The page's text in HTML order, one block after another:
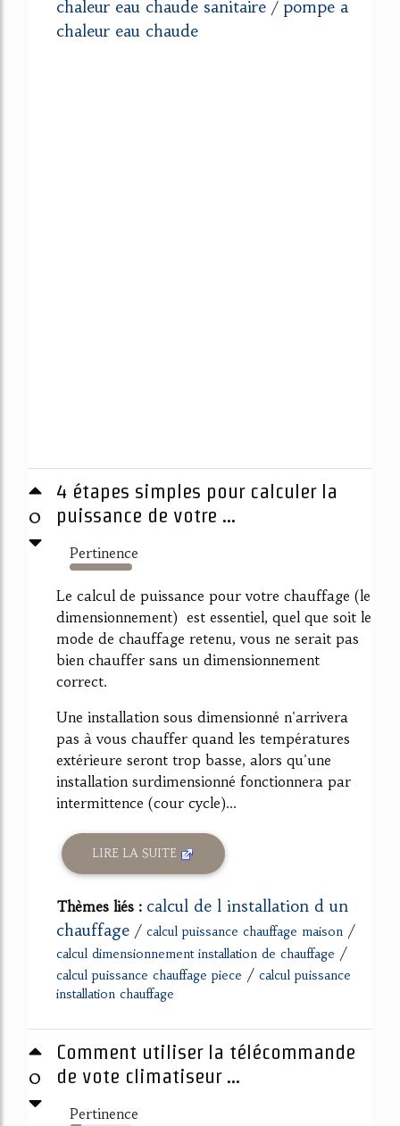
chaleur eau chaude sanitaire / pompe a
chaleur eau chaude
0
4 étapes simples pour calculer la
puissance de votre ...
Pertinence
117%
Le calcul de puissance pour votre chauffage (le
dimensionnement) est essentiel, quel que soit le
mode de chauffage retenu, vous ne serait pas
bien chauffer sans un dimensionnement
correct.
Une installation sous dimensionné n'arrivera
pas à vous chauffer quand les températures
extérieure seront trop basse, alors qu'une
installation surdimensionné fonctionnera par
intermittence (cour cycle)...
LIRE LA SUITE
Thèmes liés : calcul de l installation d un
chauffage / calcul puissance chauffage maison /
calcul dimensionnement installation de chauffage /
calcul puissance chauffage piece / calcul puissance
installation chauffage
0
Comment utiliser la télécommande
de vote climatiseur ...
Pertinence